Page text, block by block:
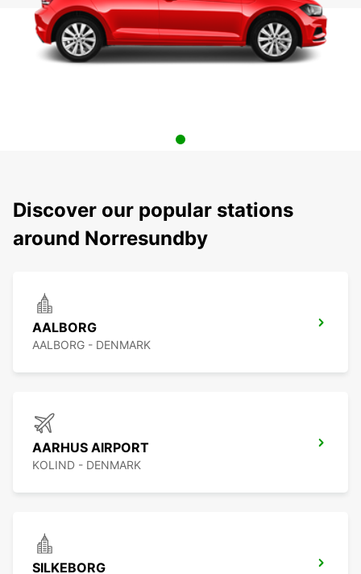
Discover our popular stations
around Norresundby
AALBORG
AALBORG - DENMARK
AARHUS AIRPORT
KOLIND - DENMARK
SILKEBORG